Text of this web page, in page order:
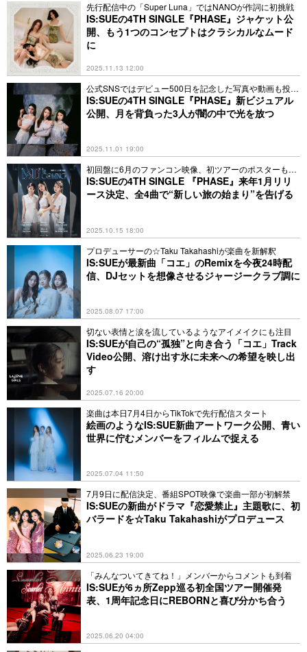
先行配信中の「Super Luna」ではNANOが作詞に初挑戦
IS:SUEの4TH SINGLE『PHASE』ジャケット公
開、もう1つのコンセプトはクラシカルなムード
に
2025.11.13 12:00
公式SNSではデビュー500日を記念した写真や動画も投稿
中
IS:SUEの4TH SINGLE『PHASE』新ビジュアル
公開、月を背負った3人が闇の中で光を放つ
2025.11.01 19:00
初回盤に6月のファンコン映像、初ツアーのポスターも解
禁
IS:SUEの4TH SINGLE 『PHASE』来年1月リリ
ース決定、全4曲で“新しい旅の始まり”を告げる
2025.10.15 18:00
プロデューサーの☆Taku Takahashiが楽曲を新解釈
IS:SUEが最新曲「コエ」のRemixを今夜24時配
信、DJセットを想像させるジャージークラブ調に
2025.08.07 17:00
切ない表情と涙を流しているようなアイメイクにも注目
IS:SUEが自己の“孤独”と向き合う「コエ」Track
Video公開、溶け出す氷に未来への希望を映し出
す
2025.07.16 20:00
楽曲は本日7月4日からTikTokで先行配信スタート
絵画のようなIS:SUE新曲アートワーク公開、青い
世界に佇むメンバーをフィルムで捉える
2025.07.04 11:50
7月9日に配信決定、番組SPOT映像で楽曲一部が初解禁
IS:SUEの新曲がドラマ『恋愛禁止』主題歌に、初
バラードを☆Taku Takahashiがプロデュース
2025.06.23 19:00
「みんなついてきてね！」メンバーからコメントも到着
IS:SUEが6ヵ所Zepp巡る初全国ツアー開催発
表、1周年記念日にREBORNと喜び分かち合う
2025.06.20 04:00